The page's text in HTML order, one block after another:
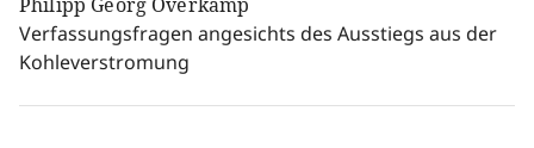
Verfassungsfragen angesichts des Ausstiegs aus der
Kohleverstromung